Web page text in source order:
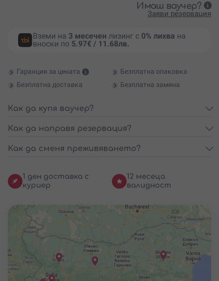
Имаш ваучер?
Заяви резервация
Вземи на 3 месечен лизинг с 0% лихва на
вноски по 5.97€ / 11.68лв.
Гаранция за цената
Безплатна опаковка
Безплатна доставка
Безплатна замяна
Как да купя ваучер?
Как да направя резервация?
Как да сменя преживяването?
1 ден доставка с
куриер
12 месеца
валидност